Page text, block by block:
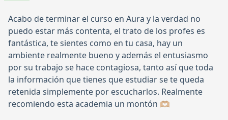
Acabo de terminar el curso en Aura y la verdad no
puedo estar más contenta, el trato de los profes es
fantástica, te sientes como en tu casa, hay un
ambiente realmente bueno y además el entusiasmo
por su trabajo se hace contagiosa, tanto así que toda
la información que tienes que estudiar se te queda
retenida simplemente por escucharlos. Realmente
recomiendo esta academia un montón 🫶🏼